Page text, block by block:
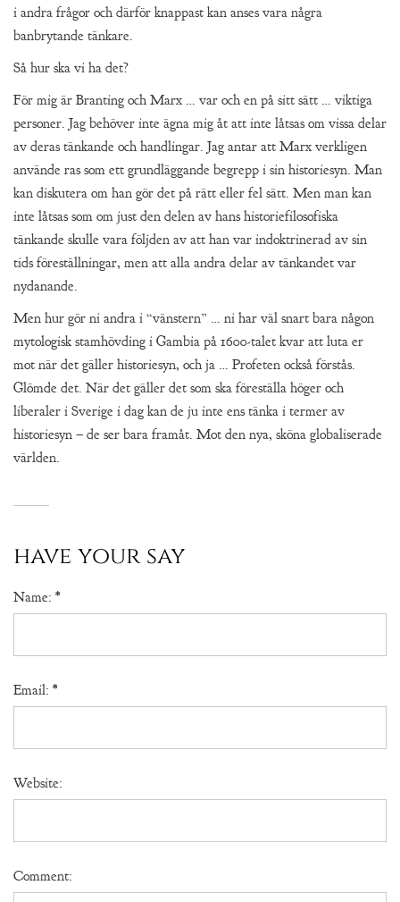
i andra frågor och därför knappast kan anses vara några
banbrytande tänkare.
Så hur ska vi ha det?
För mig är Branting och Marx … var och en på sitt sätt … viktiga
personer. Jag behöver inte ägna mig åt att inte låtsas om vissa delar
av deras tänkande och handlingar. Jag antar att Marx verkligen
använde ras som ett grundläggande begrepp i sin historiesyn. Man
kan diskutera om han gör det på rätt eller fel sätt. Men man kan
inte låtsas som om just den delen av hans historiefilosofiska
tänkande skulle vara följden av att han var indoktrinerad av sin
tids föreställningar, men att alla andra delar av tänkandet var
nydanande.
Men hur gör ni andra i “vänstern” … ni har väl snart bara någon
mytologisk stamhövding i Gambia på 1600-talet kvar att luta er
mot när det gäller historiesyn, och ja … Profeten också förstås.
Glömde det. När det gäller det som ska föreställa höger och
liberaler i Sverige i dag kan de ju inte ens tänka i termer av
historiesyn – de ser bara framåt. Mot den nya, sköna globaliserade
världen.
have your say
Name: *
Email: *
Website:
Comment: